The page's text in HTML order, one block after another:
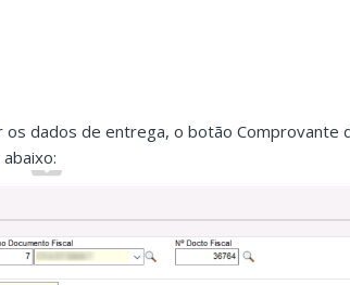
os dados de entrega, o botão Comprovante